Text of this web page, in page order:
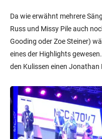
Da wie erwähnt mehrere
Russ und Missy Pile auch
Gooding oder Zoe Steiner)
eines der Highlights
den Kulissen einen Jonathan